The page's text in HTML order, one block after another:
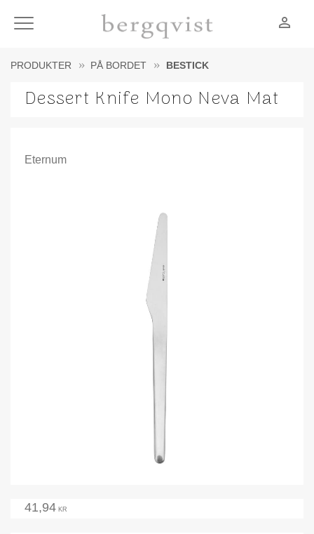
Meny person_outline
PRODUKTER PÅ BORDET BESTICK
Dessert Knife Mono Neva Mat
Eternum
41,94 KR